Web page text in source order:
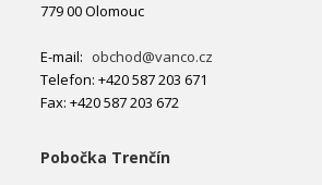
779 00 Olomouc
E-mail: obchod@vanco.cz
Telefon: +420 587 203 671
Fax: +420 587 203 672
Pobočka Trenčín